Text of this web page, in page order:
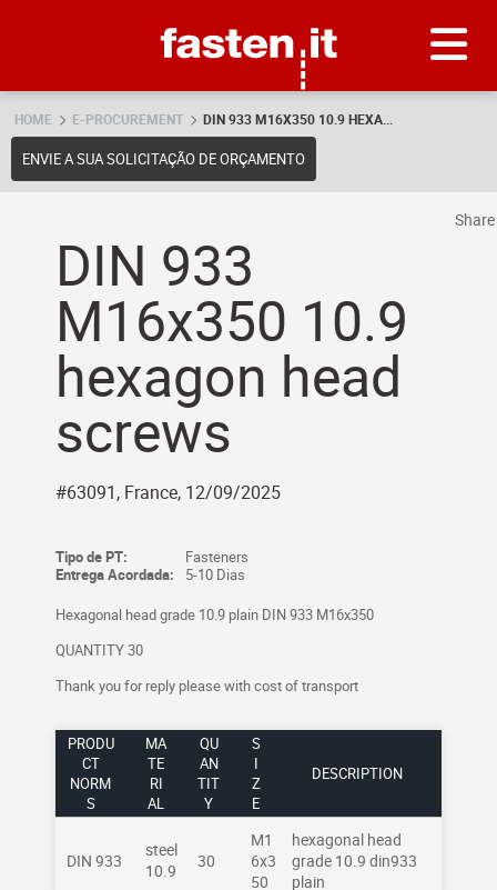
HOME E-PROCUREMENT DIN 933 M16X350 10.9 HEXA...
ENVIE A SUA SOLICITAÇÃO DE ORÇAMENTO
DIN 933
M16x350 10.9
hexagon head
screws
#63091, France, 12/09/2025
Tipo de PT:
Fasteners
Entrega Acordada:
5-10 Dias
Hexagonal head grade 10.9 plain DIN 933 M16x350
QUANTITY 30
Thank you for reply please with cost of transport
PRODU
CT
NORM
S
MA
TE
RI
AL
QU
AN
TIT
Y
S
I
Z
E
DESCRIPTION
DIN 933
steel
10.9
30
M1
6x3
50
hexagonal head
grade 10.9 din933
plain
Share